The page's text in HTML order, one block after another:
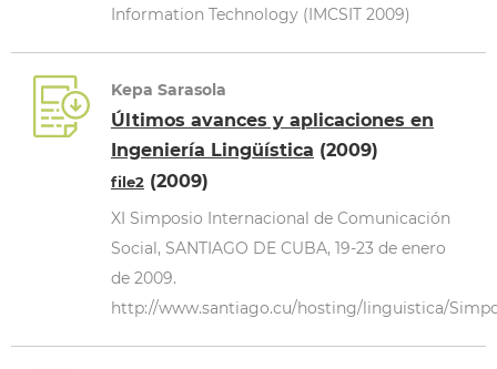
Information Technology (IMCSIT 2009)
Kepa Sarasola
Últimos avances y aplicaciones en
Ingeniería Lingüística (2009)
file2 (2009)
XI Simposio Internacional de Comunicación
Social, SANTIAGO DE CUBA, 19-23 de enero
de 2009.
http://www.santiago.cu/hosting/linguistica/